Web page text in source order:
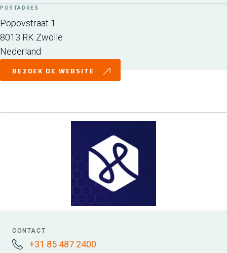
POSTADRES
Popovstraat 1
8013 RK Zwolle
Nederland
BEZOEK DE WEBSITE
CONTACT
+31 85 487 2400